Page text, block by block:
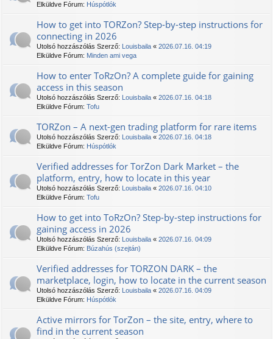
Elküldve Fórum: Húspótlók
How to get into TORZon? Step-by-step instructions for
connecting in 2026
Utolsó hozzászólás Szerző: Louisbaila « 2026.07.16. 04:19
Elküldve Fórum: Minden ami vega
How to enter TоRzOn? A complete guide for gaining
access in this season
Utolsó hozzászólás Szerző: Louisbaila « 2026.07.16. 04:18
Elküldve Fórum: Tofu
TORZon – A next-gen trading platform for rare items
Utolsó hozzászólás Szerző: Louisbaila « 2026.07.16. 04:18
Elküldve Fórum: Húspótlók
Verified addresses for TorZon Dark Market – the
platform, entry, how to locate in this year
Utolsó hozzászólás Szerző: Louisbaila « 2026.07.16. 04:10
Elküldve Fórum: Tofu
How to get into TоRzOn? Step-by-step instructions for
gaining access in 2026
Utolsó hozzászólás Szerző: Louisbaila « 2026.07.16. 04:09
Elküldve Fórum: Búzahús (szejtán)
Verified addresses for TORZON DARK – the
marketplace, login, how to locate in the current season
Utolsó hozzászólás Szerző: Louisbaila « 2026.07.16. 04:09
Elküldve Fórum: Húspótlók
Active mirrors for TorZon – the site, entry, where to
find in the current season